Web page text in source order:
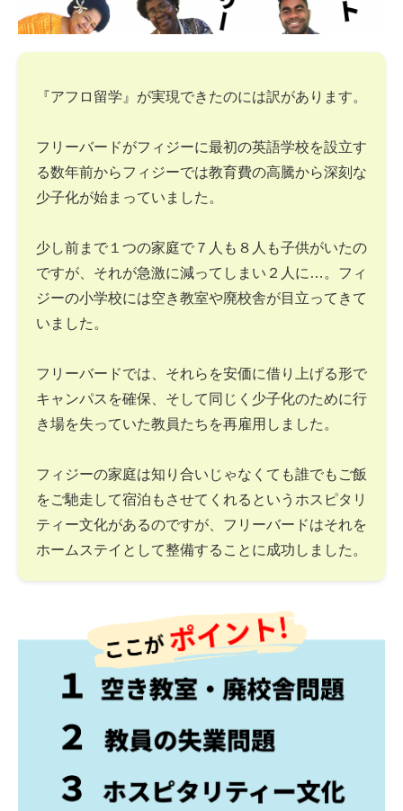
『アフロ留学』が実現できたのには訳があります。
フリーバードがフィジーに最初の英語学校を設立す
る数年前からフィジーでは教育費の高騰から深刻な
少子化が始まっていました。
少し前まで１つの家庭で７人も８人も子供がいたの
ですが、それが急激に減ってしまい２人に…。フィ
ジーの小学校には空き教室や廃校舎が目立ってきて
いました。
フリーバードでは、それらを安価に借り上げる形で
キャンパスを確保、そして同じく少子化のために行
き場を失っていた教員たちを再雇用しました。
フィジーの家庭は知り合いじゃなくても誰でもご飯
をご馳走して宿泊もさせてくれるというホスピタリ
ティー文化があるのですが、フリーバードはそれを
ホームステイとして整備することに成功しました。